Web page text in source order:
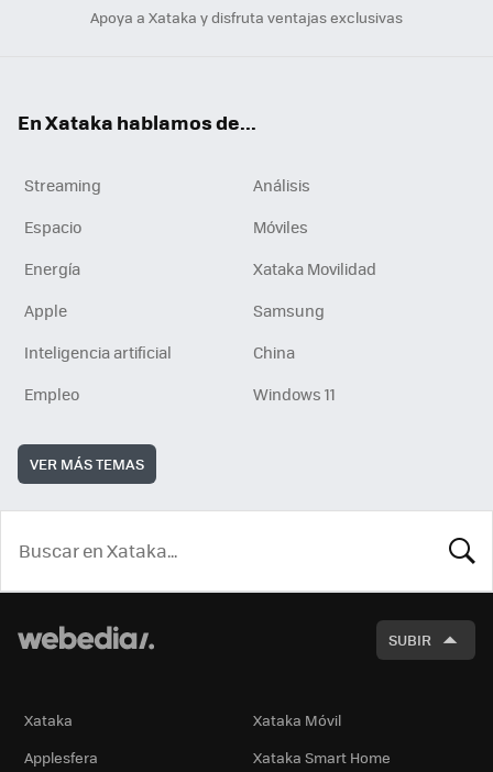
Apoya a Xataka y disfruta ventajas exclusivas
En Xataka hablamos de...
Streaming
Análisis
Espacio
Móviles
Energía
Xataka Movilidad
Apple
Samsung
Inteligencia artificial
China
Empleo
Windows 11
VER MÁS TEMAS
SUBIR
Xataka
Xataka Móvil
Applesfera
Xataka Smart Home